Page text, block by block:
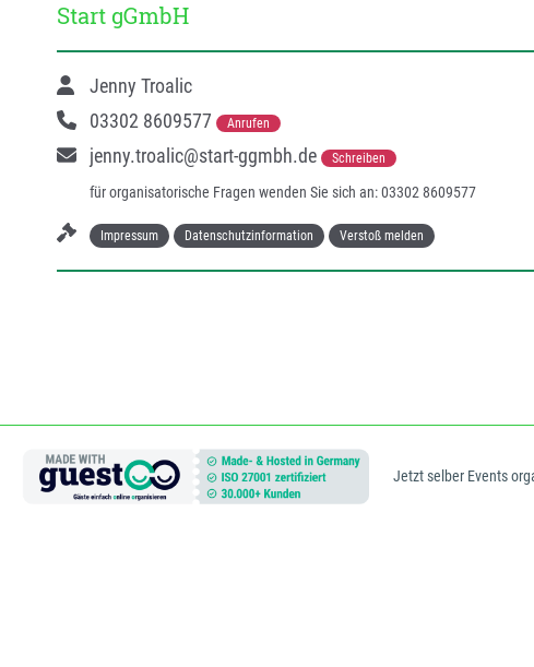
Start gGmbH
Jenny Troalic
03302 8609577
Anrufen
jenny.troalic@start-ggmbh.de Schreiben
für organisatorische Fragen wenden Sie sich an: 03302 8609577
Impressum Datenschutzinformation Verstoß melden
Jetzt selber Events